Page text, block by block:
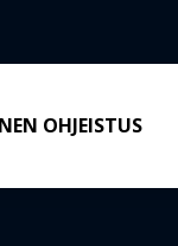
OHJEISTUS